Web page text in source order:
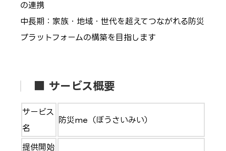
の連携
中長期：家族・地域・世代を超えてつながれる防災
プラットフォームの構築を目指します
■ サービス概要
サービス
名
防災me（ぼうさいみい）
提供開始